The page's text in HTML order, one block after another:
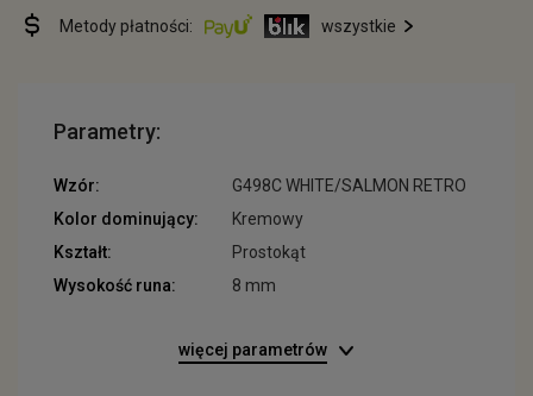
Metody płatności: wszystkie
Parametry:
Wzór:
G498C WHITE/SALMON RETRO
Kolor dominujący:
Kremowy
Kształt:
Prostokąt
Wysokość runa:
8 mm
więcej parametrów